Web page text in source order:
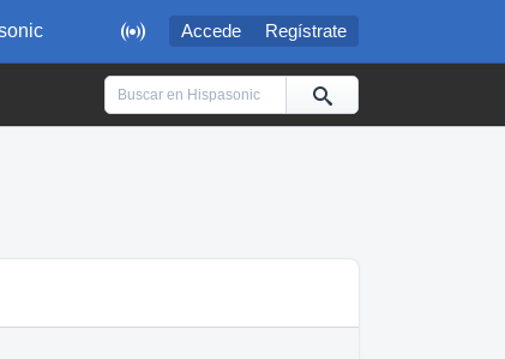
 Accede Regístrate